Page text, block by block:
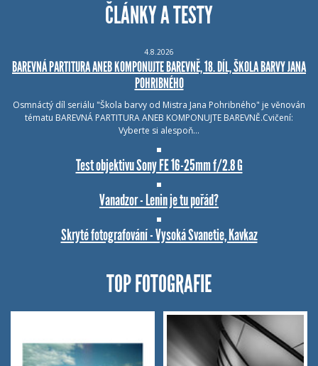
ČLÁNKY A TESTY
4.8.2026
BAREVNÁ PARTITURA ANEB KOMPONUJTE BAREVNĚ, 18. DÍL, ŠKOLA BARVY JANA
POHRIBNÉHO
Osmnáctý díl seriálu "Škola barvy od Mistra Jana Pohribného" je věnován
tématu BAREVNÁ PARTITURA ANEB KOMPONUJTE BAREVNĚ.Cvičení:
Vyberte si alespoň…
Test objektivu Sony FE 16-25mm f/2.8 G
Vanadzor - Lenin je tu pořád?
Skryté fotografování - Vysoká Svanetie, Kavkaz
TOP FOTOGRAFIE